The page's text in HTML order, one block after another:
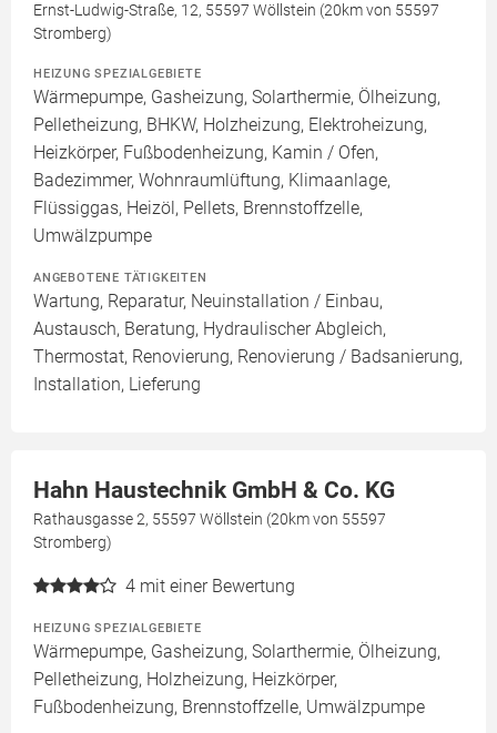
Ernst-Ludwig-Straße, 12, 55597 Wöllstein (20km von 55597
Stromberg)
HEIZUNG SPEZIALGEBIETE
Wärmepumpe, Gasheizung, Solarthermie, Ölheizung,
Pelletheizung, BHKW, Holzheizung, Elektroheizung,
Heizkörper, Fußbodenheizung, Kamin / Ofen,
Badezimmer, Wohnraumlüftung, Klimaanlage,
Flüssiggas, Heizöl, Pellets, Brennstoffzelle,
Umwälzpumpe
ANGEBOTENE TÄTIGKEITEN
Wartung, Reparatur, Neuinstallation / Einbau,
Austausch, Beratung, Hydraulischer Abgleich,
Thermostat, Renovierung, Renovierung / Badsanierung,
Installation, Lieferung
Hahn Haustechnik GmbH & Co. KG
Rathausgasse 2, 55597 Wöllstein (20km von 55597
Stromberg)
4 mit einer Bewertung
HEIZUNG SPEZIALGEBIETE
Wärmepumpe, Gasheizung, Solarthermie, Ölheizung,
Pelletheizung, Holzheizung, Heizkörper,
Fußbodenheizung, Brennstoffzelle, Umwälzpumpe